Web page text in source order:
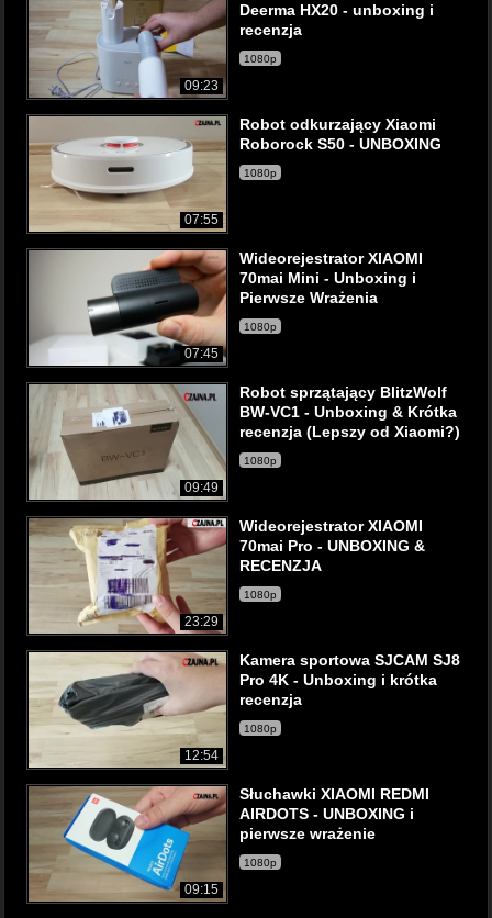
09:23
Deerma HX20 - unboxing i
recenzja
1080p
07:55
Robot odkurzający Xiaomi
Roborock S50 - UNBOXING
1080p
07:45
Wideorejestrator XIAOMI
70mai Mini - Unboxing i
Pierwsze Wrażenia
1080p
09:49
Robot sprzątający BlitzWolf
BW-VC1 - Unboxing & Krótka
recenzja (Lepszy od Xiaomi?)
1080p
23:29
Wideorejestrator XIAOMI
70mai Pro - UNBOXING &
RECENZJA
1080p
12:54
Kamera sportowa SJCAM SJ8
Pro 4K - Unboxing i krótka
recenzja
1080p
09:15
Słuchawki XIAOMI REDMI
AIRDOTS - UNBOXING i
pierwsze wrażenie
1080p